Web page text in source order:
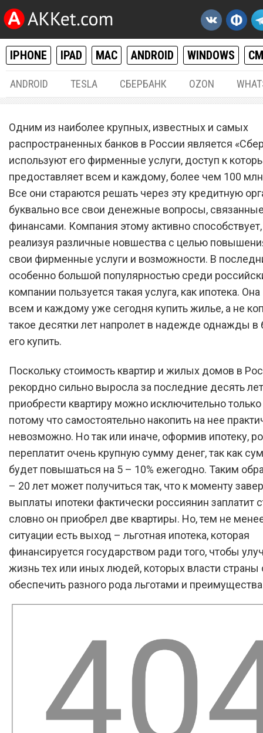
IPHONE IPAD MAC ANDROID WINDOWS
ANDROID TESLA СБЕРБАНК OZON
«Сбербанк» с 1 февраля
выдавать ипотеку по
правилам
Одним из наиболее крупных, известных и самых
распространенных банков в России является
используют его фирменные услуги, доступ к
предоставляет всем и каждому, более чем 100
Все они стараются решать через эту кредитную
буквально все свои денежные вопросы,
финансами. Компания этому активно
реализуя различные новшества с целью
свои фирменные услуги и возможности. В
особенно большой популярностью среди
компании пользуется такая услуга, как ипотека.
всем и каждому уже сегодня купить жилье, а не
такое десятки лет напролет в надежде однажды
его купить.
Поскольку стоимость квартир и жилых домов в
рекордно сильно выросла за последние десять
приобрести квартиру можно исключительно только
потому что самостоятельно накопить на нее
невозможно. Но так или иначе, оформив ипотеку,
переплатит очень крупную сумму денег, так как
будет повышаться на 5 – 10% ежегодно. Таким
– 20 лет может получиться так, что к моменту
выплаты ипотеки фактически россиянин заплатит
словно он приобрел две квартиры. Но, тем не
ситуации есть выход – льготная ипотека, которая
финансируется государством ради того, чтобы
жизнь тех или иных людей, которых власти страны
обеспечить разного рода льготами и